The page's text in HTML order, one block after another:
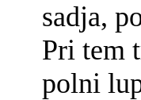
sadja,
Pri tem
polni